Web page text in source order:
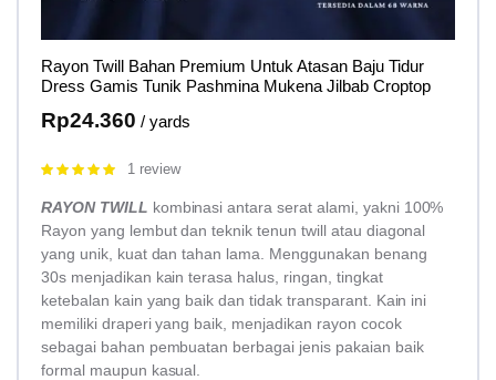
Rayon Twill Bahan Premium Untuk Atasan Baju Tidur
Dress Gamis Tunik Pashmina Mukena Jilbab Croptop
Rp24.360 / yards
Rated
1 review
RAYON TWILL kombinasi antara serat alami, yakni 100%
Rayon yang lembut dan teknik tenun twill atau diagonal
yang unik, kuat dan tahan lama. Menggunakan benang
30s menjadikan kain terasa halus, ringan, tingkat
ketebalan kain yang baik dan tidak transparant. Kain ini
memiliki draperi yang baik, menjadikan rayon cocok
sebagai bahan pembuatan berbagai jenis pakaian baik
formal maupun kasual.